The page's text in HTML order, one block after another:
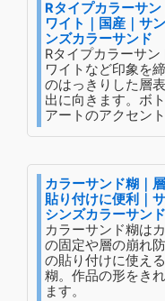
Rタイプカラーサ
ワイト｜国産｜サ
ンズカラーサンド
Rタイプカラーサ
ワイトなど印象を
のはっきりした層
出に向きます。ボ
アートのアクセン
カラーサンド糊｜
貼り付けに便利｜
シンズカラーサンド
カラーサンド糊は
の固定や層の崩れ
の貼り付けに使え
糊。作品の形をき
ます。